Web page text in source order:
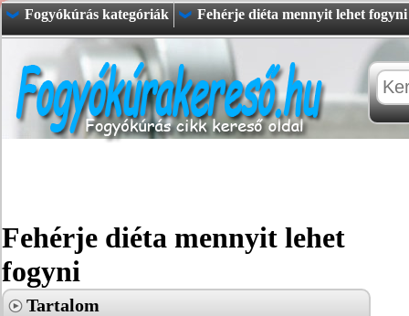
Fogyókúrás kategóriák Fehérje diéta mennyit lehet fogyni
Fehérje diéta mennyit lehet
fogyni
Tartalom